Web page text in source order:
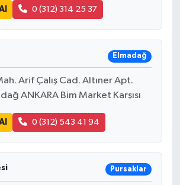
0 (312) 314 25 37
Elmadağ
Arif Çalış Cad. Altıner Apt.
ANKARA Bim Market Karşısı
0 (312) 543 41 94
Pursaklar